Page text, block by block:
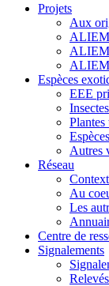
Projets
Aux
ALIEM
ALIEM
Espèces
EEE
Insectes
Plantes
Autres
Réseau
Au
Les
Centre de
Signalements